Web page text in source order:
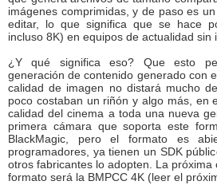
imágenes comprimidas, y de paso es
editar, lo que significa que se hace
incluso 8K) en equipos de actualidad sin
¿Y qué significa eso? Que esto
generación de contenido generado con
calidad de imagen no distará mucho
poco costaban un riñón y algo más, en
calidad del cinema a toda una nueva
primera cámara que soporta este
BlackMagic, pero el formato es
programadores, ya tienen un SDK
otros fabricantes lo adopten. La
formato será la BMPCC 4K (leer el